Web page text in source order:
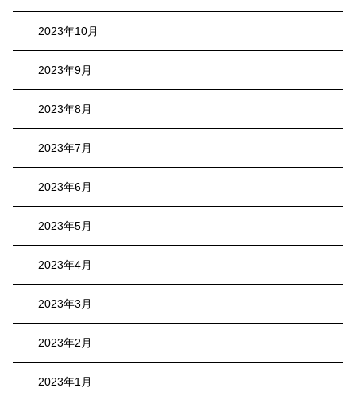
2023年10月
2023年9月
2023年8月
2023年7月
2023年6月
2023年5月
2023年4月
2023年3月
2023年2月
2023年1月